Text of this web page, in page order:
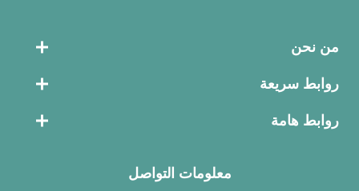
من نحن
روابط سريعة
روابط هامة
معلومات التواصل